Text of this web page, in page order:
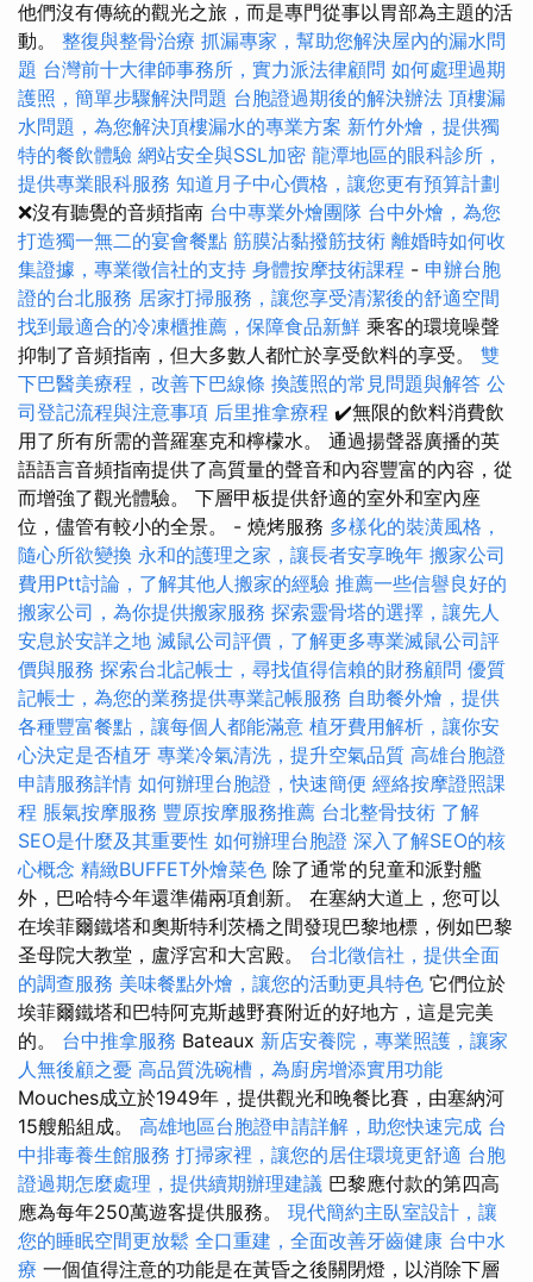
他們沒有傳統的觀光之旅，而是專門從事以胃部為主題的活
動。 整復與整骨治療 抓漏專家，幫助您解決屋內的漏水問
題 台灣前十大律師事務所，實力派法律顧問 如何處理過期
護照，簡單步驟解決問題 台胞證過期後的解決辦法 頂樓漏
水問題，為您解決頂樓漏水的專業方案 新竹外燴，提供獨
特的餐飲體驗 網站安全與SSL加密 龍潭地區的眼科診所，
提供專業眼科服務 知道月子中心價格，讓您更有預算計劃
❌沒有聽覺的音頻指南 台中專業外燴團隊 台中外燴，為您
打造獨一無二的宴會餐點 筋膜沾黏撥筋技術 離婚時如何收
集證據，專業徵信社的支持 身體按摩技術課程 - 申辦台胞
證的台北服務 居家打掃服務，讓您享受清潔後的舒適空間
找到最適合的冷凍櫃推薦，保障食品新鮮 乘客的環境噪聲
抑制了音頻指南，但大多數人都忙於享受飲料的享受。 雙
下巴醫美療程，改善下巴線條 換護照的常見問題與解答 公
司登記流程與注意事項 后里推拿療程 ✔️無限的飲料消費飲
用了所有所需的普羅塞克和檸檬水。 通過揚聲器廣播的英
語語言音頻指南提供了高質量的聲音和內容豐富的內容，從
而增強了觀光體驗。 下層甲板提供舒適的室外和室內座
位，儘管有較小的全景。 - 燒烤服務 多樣化的裝潢風格，
隨心所欲變換 永和的護理之家，讓長者安享晚年 搬家公司
費用Ptt討論，了解其他人搬家的經驗 推薦一些信譽良好的
搬家公司，為你提供搬家服務 探索靈骨塔的選擇，讓先人
安息於安詳之地 滅鼠公司評價，了解更多專業滅鼠公司評
價與服務 探索台北記帳士，尋找值得信賴的財務顧問 優質
記帳士，為您的業務提供專業記帳服務 自助餐外燴，提供
各種豐富餐點，讓每個人都能滿意 植牙費用解析，讓你安
心決定是否植牙 專業冷氣清洗，提升空氣品質 高雄台胞證
申請服務詳情 如何辦理台胞證，快速簡便 經絡按摩證照課
程 脹氣按摩服務 豐原按摩服務推薦 台北整骨技術 了解
SEO是什麼及其重要性 如何辦理台胞證 深入了解SEO的核
心概念 精緻BUFFET外燴菜色 除了通常的兒童和派對艦
外，巴哈特今年還準備兩項創新。 在塞納大道上，您可以
在埃菲爾鐵塔和奧斯特利茨橋之間發現巴黎地標，例如巴黎
圣母院大教堂，盧浮宮和大宮殿。 台北徵信社，提供全面
的調查服務 美味餐點外燴，讓您的活動更具特色 它們位於
埃菲爾鐵塔和巴特阿克斯越野賽附近的好地方，這是完美
的。 台中推拿服務 Bateaux 新店安養院，專業照護，讓家
人無後顧之憂 高品質洗碗槽，為廚房增添實用功能
Mouches成立於1949年，提供觀光和晚餐比賽，由塞納河
15艘船組成。 高雄地區台胞證申請詳解，助您快速完成 台
中排毒養生館服務 打掃家裡，讓您的居住環境更舒適 台胞
證過期怎麼處理，提供續期辦理建議 巴黎應付款的第四高
應為每年250萬遊客提供服務。 現代簡約主臥室設計，讓
您的睡眠空間更放鬆 全口重建，全面改善牙齒健康 台中水
療 一個值得注意的功能是在黃昏之後關閉燈，以消除下層